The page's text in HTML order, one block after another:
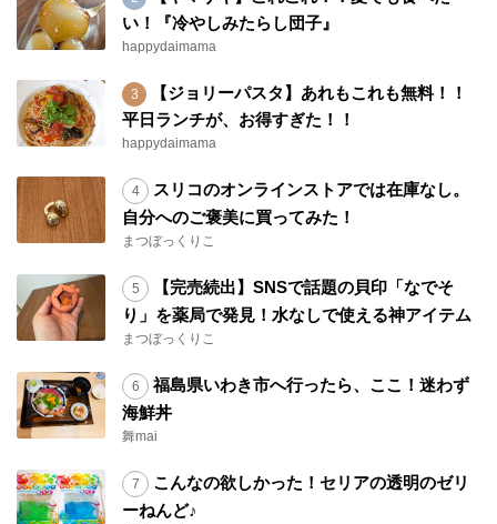
い！『冷やしみたらし団子』
happydaimama
【ジョリーパスタ】あれもこれも無料！！
平日ランチが、お得すぎた！！
happydaimama
スリコのオンラインストアでは在庫なし。
自分へのご褒美に買ってみた！
まつぼっくりこ
【完売続出】SNSで話題の貝印「なでそ
り」を薬局で発見！水なしで使える神アイテム
まつぼっくりこ
福島県いわき市へ行ったら、ここ！迷わず
海鮮丼
舞mai
こんなの欲しかった！セリアの透明のゼリ
ーねんど♪